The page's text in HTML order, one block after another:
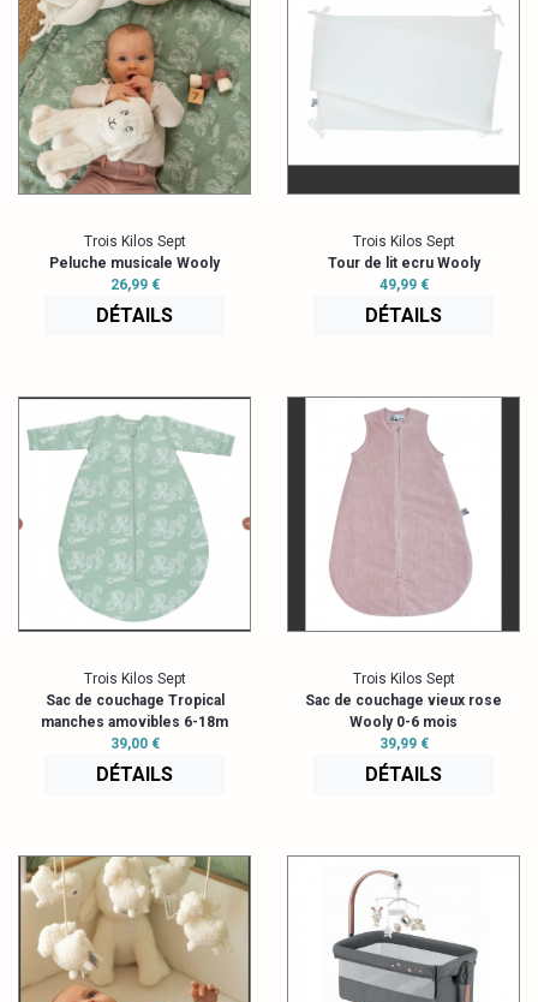
Trois Kilos Sept
Peluche musicale Wooly
26,99 €
DÉTAILS
Trois Kilos Sept
Tour de lit ecru Wooly
49,99 €
DÉTAILS
Trois Kilos Sept
Sac de couchage Tropical
manches amovibles 6-18m
39,00 €
DÉTAILS
Trois Kilos Sept
Sac de couchage vieux rose
Wooly 0-6 mois
39,99 €
DÉTAILS